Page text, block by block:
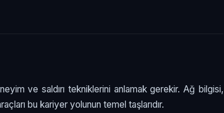
ve saldırı tekniklerini anlamak gerekir. Ağ bilgisi,
bu kariyer yolunun temel taşlarıdır.